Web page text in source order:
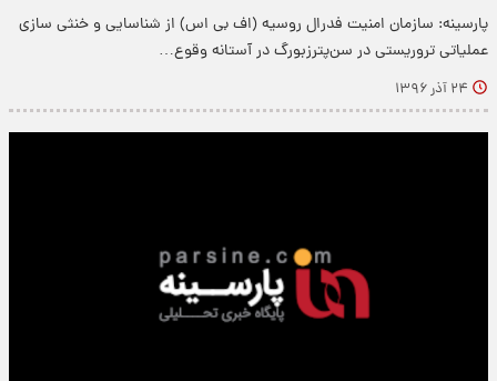
پارسینه: سازمان امنیت فدرال روسیه (اف بی اس) از شناسایی و خنثی سازی
عملیاتی تروریستی در سن‌پترزبورگ در آستانه وقوع…
۲۴ آذر ۱۳۹۶